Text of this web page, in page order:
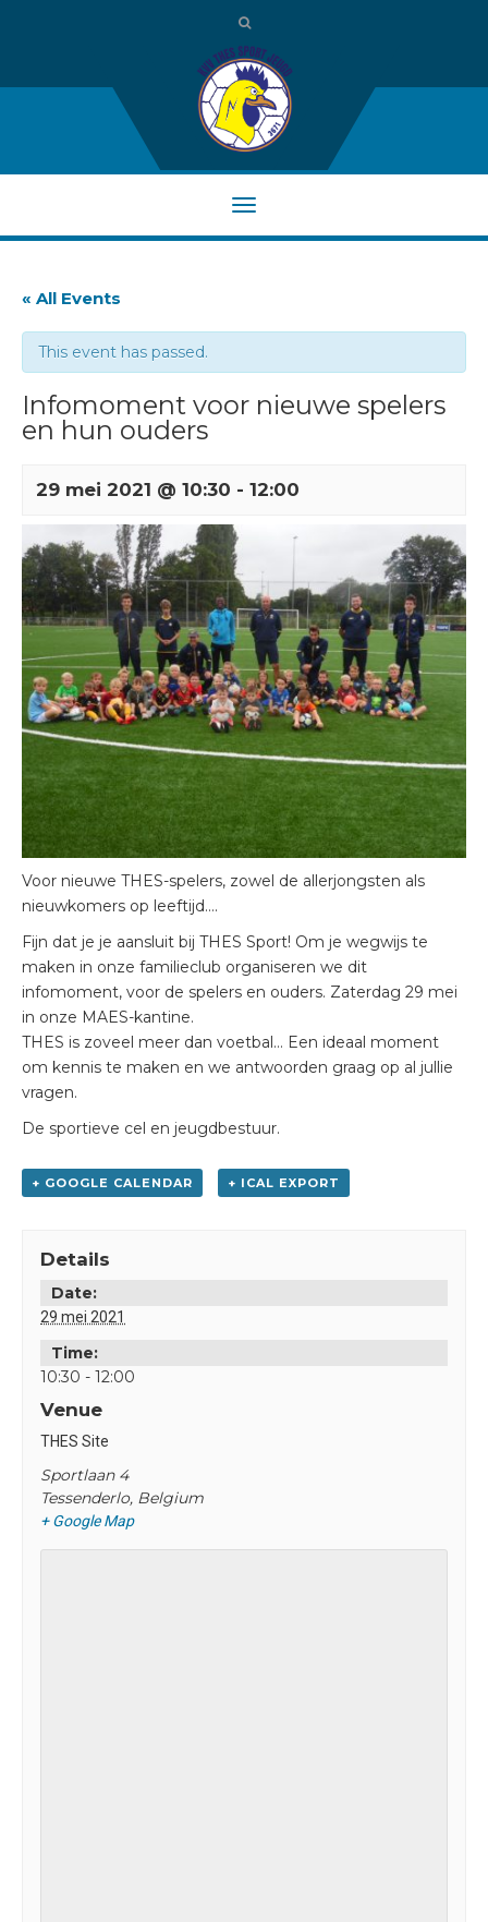
« All Events
This event has passed.
Infomoment voor nieuwe spelers
en hun ouders
29 mei 2021 @ 10:30 - 12:00
Voor nieuwe THES-spelers, zowel de allerjongsten als
nieuwkomers op leeftijd….
Fijn dat je je aansluit bij THES Sport! Om je wegwijs te
maken in onze familieclub organiseren we dit
infomoment, voor de spelers en ouders. Zaterdag 29 mei
in onze MAES-kantine.
THES is zoveel meer dan voetbal… Een ideaal moment
om kennis te maken en we antwoorden graag op al jullie
vragen.
De sportieve cel en jeugdbestuur.
+ GOOGLE CALENDAR + ICAL EXPORT
Details
Date:
29 mei 2021
Time:
10:30 - 12:00
Venue
THES Site
Sportlaan 4
Tessenderlo, Belgium
+ Google Map